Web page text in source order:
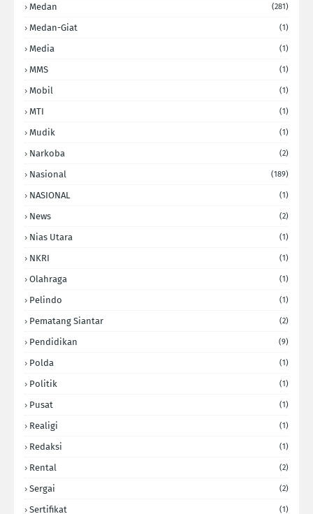
Medan (281)
Medan-Giat (1)
Media (1)
MMS (1)
Mobil (1)
MTI (1)
Mudik (1)
Narkoba (2)
Nasional (189)
NASIONAL (1)
News (2)
Nias Utara (1)
NKRI (1)
Olahraga (1)
Pelindo (1)
Pematang Siantar (2)
Pendidikan (9)
Polda (1)
Politik (1)
Pusat (1)
Realigi (1)
Redaksi (1)
Rental (2)
Sergai (2)
Sertifikat (1)